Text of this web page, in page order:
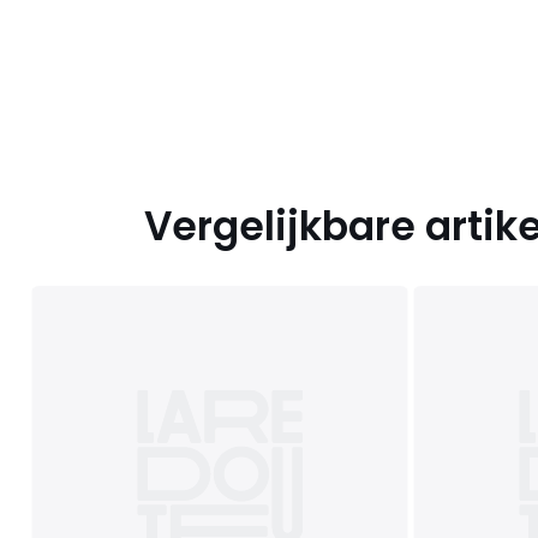
Vergelijkbare